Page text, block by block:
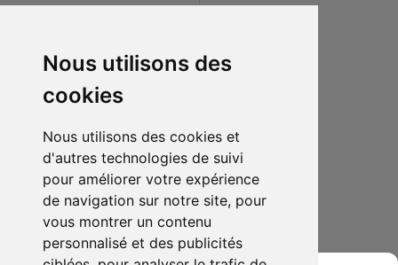
Nous utilisons des
cookies
Nous utilisons des cookies et
d'autres technologies de suivi
pour améliorer votre expérience
de navigation sur notre site, pour
vous montrer un contenu
personnalisé et des publicités
1850.00 € 0
HARLEY QUINN STATUE GOTHAM CITY GARAGE DC COLLECTIBLES Signé
Ajouter au lot